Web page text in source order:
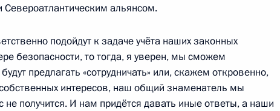
малого бизнеса и активом партии
альянсом.
подойдут к задаче учёта наших законных
безопасности, то тогда, я уверен, мы сможем
предлагать «сотрудничать» или, скажем откровенно,
интересов, наш общий знаменатель мы
не получится. И нам придётся давать иные ответы, а наши